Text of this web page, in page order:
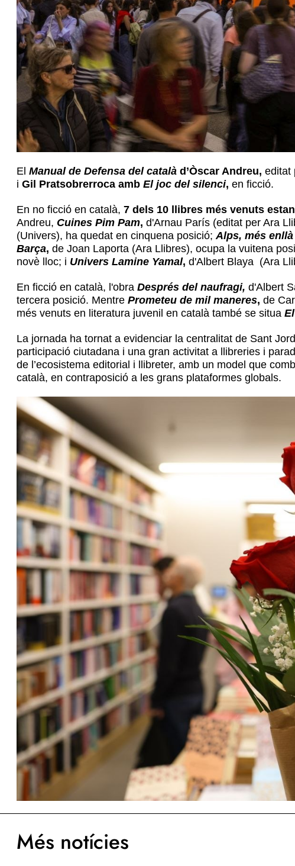
El Manual de Defensa del català d’Òscar Andreu, editat
i Gil Pratsobrerroca amb El joc del silenci, en ficció.
En no ficció en català, 7 dels 10 llibres més venuts
Andreu, Cuines Pim Pam, d'Arnau París (editat per Ara
(Univers), ha quedat en cinquena posició;Alps, més
Barça, de Joan Laporta (Ara Llibres), ocupa la vuitena
novè lloc; i Univers Lamine Yamal, d'Albert Blaya (Ara
En ficció en català, l'obra Després del naufragi, d'Albert
tercera posició. Mentre Prometeu de mil maneres, de
més venuts en literatura juvenil en català també se situa
La jornada ha tornat a evidenciar la centralitat de Sant
participació ciutadana i una gran activitat a llibreries i
de l’ecosistema editorial i llibreter, amb un model que
català, en contraposició a les grans plataformes globals.
Més notícies